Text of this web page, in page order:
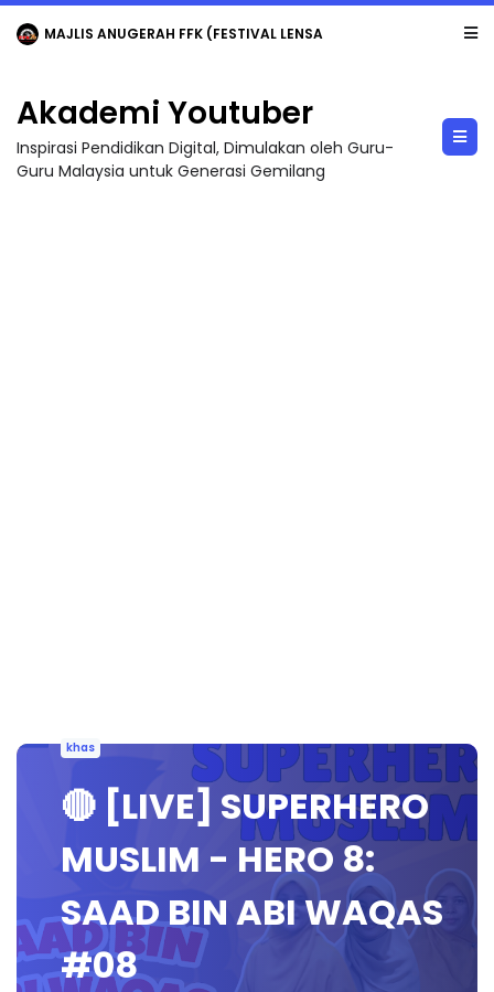
MAJLIS ANUGERAH FFK (FESTIVAL LENSA PENDIDIKAN - FLeP) 2026
Akademi Youtuber
Inspirasi Pendidikan Digital, Dimulakan oleh Guru-
Guru Malaysia untuk Generasi Gemilang
khas
🔴 [LIVE] SUPERHERO
MUSLIM - HERO 8:
SAAD BIN ABI WAQAS
#08